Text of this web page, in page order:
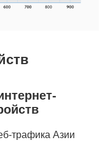
трафика Азии